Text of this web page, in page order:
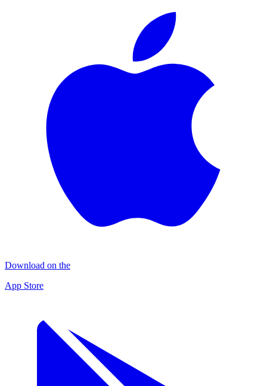
Download on the
App Store